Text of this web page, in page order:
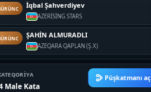
İqbal Şahverdiyev
AZERİSİNG STARS
ŞAHİN ALMURADLI
AZEQARA QAPLAN (Ş.X)
Male Kata
Püşkatmanı aç